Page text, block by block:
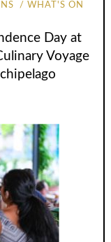
WHAT'S ON
Day at
Voyage